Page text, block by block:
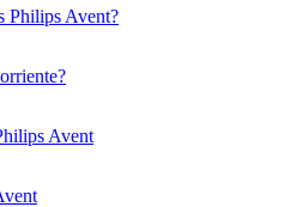
Philips Avent?
Avent